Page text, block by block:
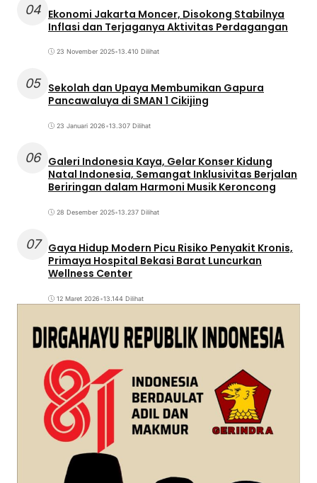
04 Ekonomi Jakarta Moncer, Disokong Stabilnya
Inflasi dan Terjaganya Aktivitas Perdagangan
23 November 2025•13.410 Dilihat
05 Sekolah dan Upaya Membumikan Gapura
Pancawaluya di SMAN 1 Cikijing
23 Januari 2026•13.307 Dilihat
06 Galeri Indonesia Kaya, Gelar Konser Kidung
Natal Indonesia, Semangat Inklusivitas Berjalan
Beriringan dalam Harmoni Musik Keroncong
28 Desember 2025•13.237 Dilihat
07
Gaya Hidup Modern Picu Risiko Penyakit Kronis,
Primaya Hospital Bekasi Barat Luncurkan
Wellness Center
12 Maret 2026•13.144 Dilihat